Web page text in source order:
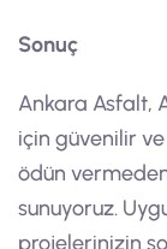
Sonuç
Ankara Asfalt,
için güvenilir
ödün
sunuyoruz.
projelerinizin